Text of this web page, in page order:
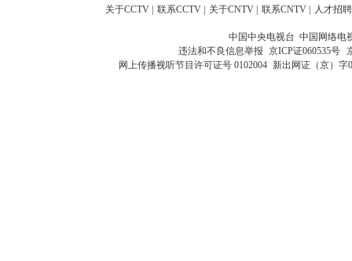
关于CCTV 联系CCTV 关于CNTV 联系CNTV 人才招聘
中国中央电视台 中国网络电
违法和不良信息举报 京ICP证060535号
网上传播视听节目许可证号 0102004 新出网证（京）